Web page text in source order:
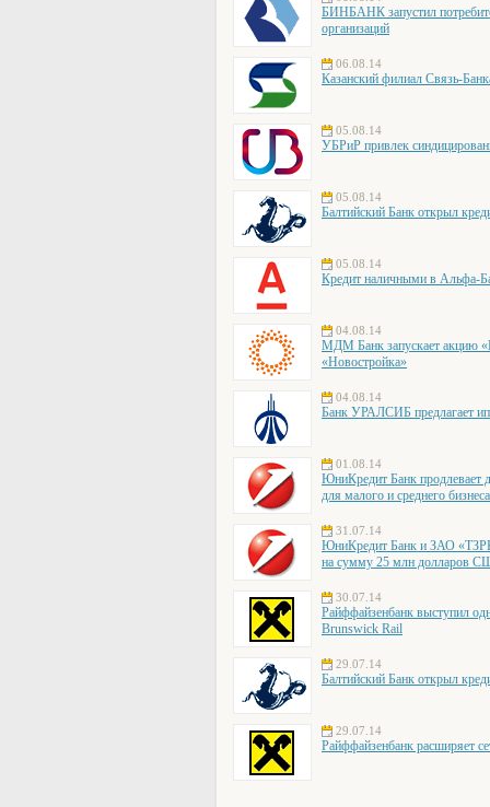
БИНБАНК запустил
организаций
06.08.14
Казанский филиал Связь-
05.08.14
УБРиР привлек
05.08.14
Балтийский Банк открыл
05.08.14
Кредит наличными в Альфа-
04.08.14
МДМ Банк запускает акцию
«Новостройка»
04.08.14
Банк УРАЛСИБ предлагает
01.08.14
ЮниКредит Банк продлевает
для малого и среднего
31.07.14
ЮниКредит Банк и ЗАО
на сумму 25 млн долларов
30.07.14
Райффайзенбанк выступил
Brunswick Rail
29.07.14
Балтийский Банк открыл
29.07.14
Райффайзенбанк расширяет